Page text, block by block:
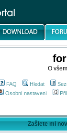
O
FAQ Hledat
Osobní nastavení
Zašlete mi